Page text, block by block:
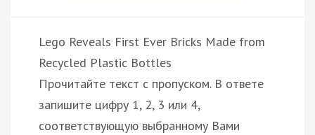
Lego Reveals First Ever Bricks Made from
Recycled Plastic Bottles
Прочитайте текст с пропуском. В ответе
запишите цифру 1, 2, 3 или 4,
соответствующую выбранному Вами